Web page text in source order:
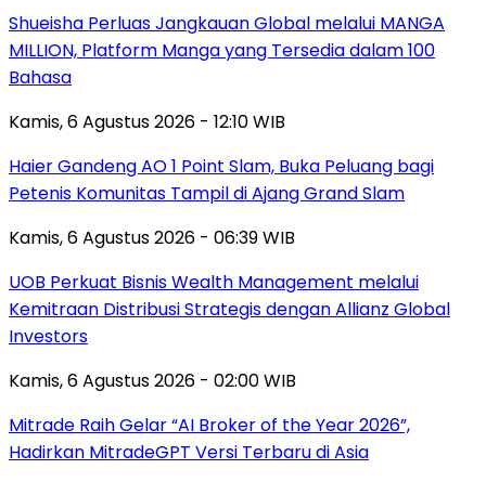
Shueisha Perluas Jangkauan Global melalui MANGA
MILLION, Platform Manga yang Tersedia dalam 100
Bahasa
Kamis, 6 Agustus 2026 - 12:10 WIB
Haier Gandeng AO 1 Point Slam, Buka Peluang bagi
Petenis Komunitas Tampil di Ajang Grand Slam
Kamis, 6 Agustus 2026 - 06:39 WIB
UOB Perkuat Bisnis Wealth Management melalui
Kemitraan Distribusi Strategis dengan Allianz Global
Investors
Kamis, 6 Agustus 2026 - 02:00 WIB
Mitrade Raih Gelar “AI Broker of the Year 2026”,
Hadirkan MitradeGPT Versi Terbaru di Asia